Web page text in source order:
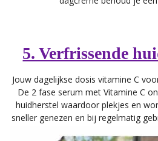
5. Verfrissende
Jouw dagelijkse dosis vitamine C
De 2 fase serum met Vitamine C
huidherstel waardoor plekjes en
sneller genezen en bij regelmatig